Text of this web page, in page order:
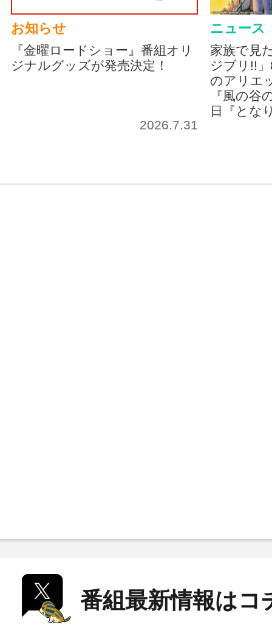
お知らせ
『金曜ロードショー』番組オリ
ジナルグッズが発売決定！
2026.7.31
ニュース
家族で見
ジブリ!!
のアリエ
『風の谷
日『とな
番組最新情報はコ